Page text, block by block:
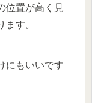
位置が高く見
ます。
にもいいです